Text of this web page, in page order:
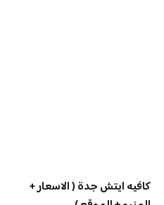
كافيه ايتش جدة ( الاسعار +